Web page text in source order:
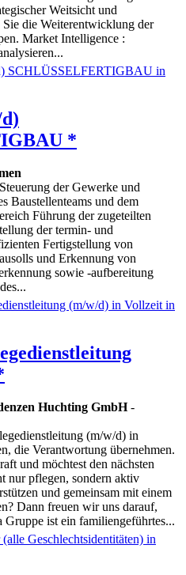
Weitsicht und
die Weiterentwicklung der
Market Intelligence :
*
der Gewerke und
Baustellenteams und dem
Führung der zugeteilten
der termin- und
Fertigstellung von
und Erkennung von
sowie -aufbereitung
Huchting GmbH-
(m/w/d) in
die Verantwortung übernehmen.
und möchtest den nächsten
nur pflegen, sondern aktiv
und gemeinsam mit einem
Dann freuen wir uns darauf,
ist ein familiengeführtes...